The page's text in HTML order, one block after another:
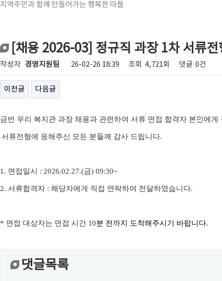
지역주민과 함께 만들어가는 행복한 마들
[채용 2026-03] 정규직 과장 1차 서류전
작성자 경영지원팀 26-02-26 18:39 조회 4,721회 댓글 0건
이전글 다음글
금번 우리 복지관 과장 채용과 관련하여 서류 면접 합격자 본인에게
서류전형에 응해주신 모든 분들께 감사 드립니다.
1. 면접일시 : 2026.02.27.(금) 09:30~
2. 서류합격자 : 해당자에게 직접 연락하여 전달하였습니다.
* 면접 대상자는 면접 시간 10분 전까지 도착해주시기 바랍니다.
댓글목록